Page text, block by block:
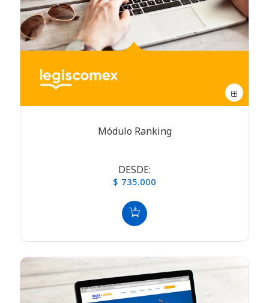
Módulo Ranking
DESDE:
$ 735.000